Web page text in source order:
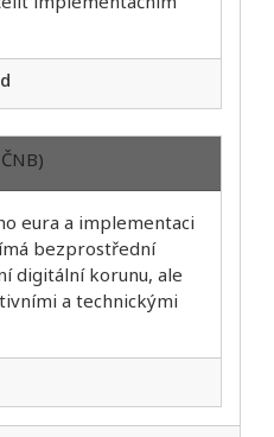
eura a implementaci
bezprostřední
digitální korunu, ale
a technickými